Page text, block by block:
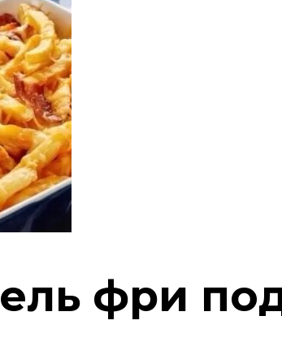
фри